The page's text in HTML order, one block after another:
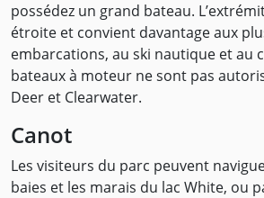
possédez un grand bateau.
étroite et convient davantage aux
embarcations, au ski nautique et au
bateaux à moteur ne sont pas
Deer et Clearwater.
Canot
Les visiteurs du parc peuvent
baies et les marais du lac White, ou